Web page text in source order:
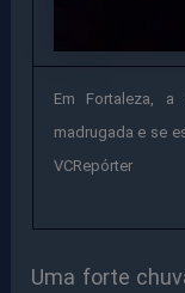
Em Fortaleza,
madrugada e se
VCRepórter
Uma forte